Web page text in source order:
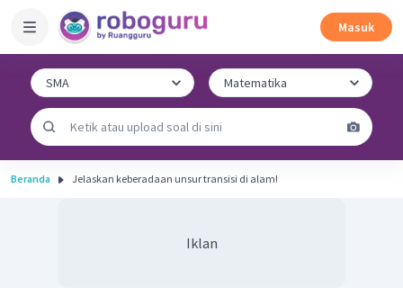
Masuk
Beranda Jelaskan keberadaan unsur transisi di alam!
Iklan